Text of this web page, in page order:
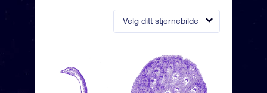
Velg ditt stjernebilde